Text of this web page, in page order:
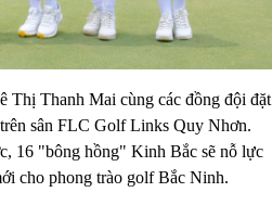
Thị Thanh Mai cùng các đồng đội đặt
sân FLC Golf Links Quy Nhơn.
16 "bông hồng" Kinh Bắc sẽ nỗ lực
cho phong trào golf Bắc Ninh.